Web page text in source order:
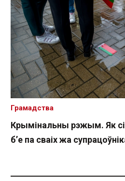
Крымінальны рэжым. Як
б’е па сваіх жа
Грамадства